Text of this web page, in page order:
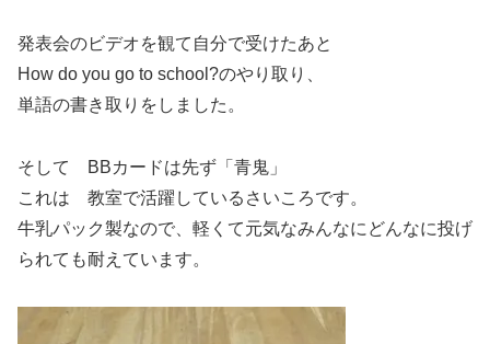
発表会のビデオを観て自分で受けたあと
How do you go to school?のやり取り、
単語の書き取りをしました。
そして BBカードは先ず「青鬼」
これは 教室で活躍しているさいころです。
牛乳パック製なので、軽くて元気なみんなにどんなに投げ
られても耐えています。